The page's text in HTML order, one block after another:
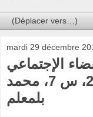
mardi 29 décembre
الإجتماعي
الفرنسي، ن 1 ، دجنبر 2015، س 7، محمد
بلمعلم